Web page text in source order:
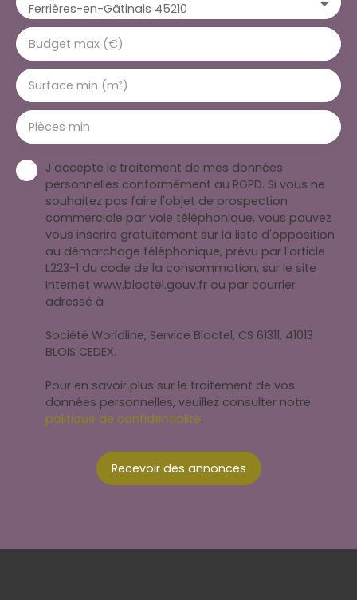
Ferrières-en-Gâtinais 45210
Budget max (€)
Surface min (m²)
Pièces min
J'accepte le traitement de mes données
personnelles conformément au RGPD. Si vous ne
souhaitez pas faire l'objet de prospection
commerciale par voie téléphonique, vous pouvez
vous inscrire gratuitement sur la liste d'opposition
au démarchage téléphonique, prévu par l'article
L223-1 du code de la consommation, sur le site
Internet www.bloctel.gouv.fr ou par courrier
adressé à :
Société Worldline, Service Bloctel, CS 61311, 41013
BLOIS CEDEX.
Pour en savoir plus sur le traitement de vos
données personnelles, veuillez consulter notre
politique de confidentialité.
Recevoir des annonces